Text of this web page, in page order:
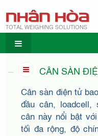
TOTAL WEIGHING SOLUTIONS
CÂN SÀN
Cân sàn điện tử
đầu cân, loadcell,
cân này nổi bật
tối đa rộng, độ